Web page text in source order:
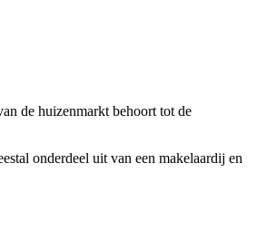
de huizenmarkt behoort tot de
onderdeel uit van een makelaardij en